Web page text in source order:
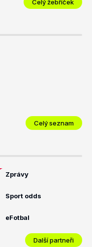
Celý žebříček
Celý seznam
Zprávy
Sport odds
eFotbal
Další partneři